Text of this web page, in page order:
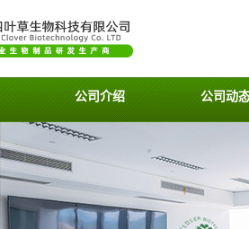
公司介绍 公司动